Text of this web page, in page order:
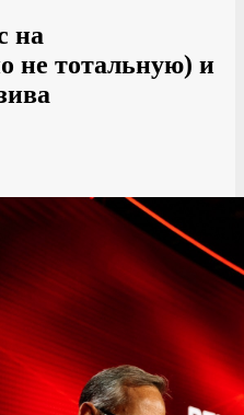
на
не тотальную) и